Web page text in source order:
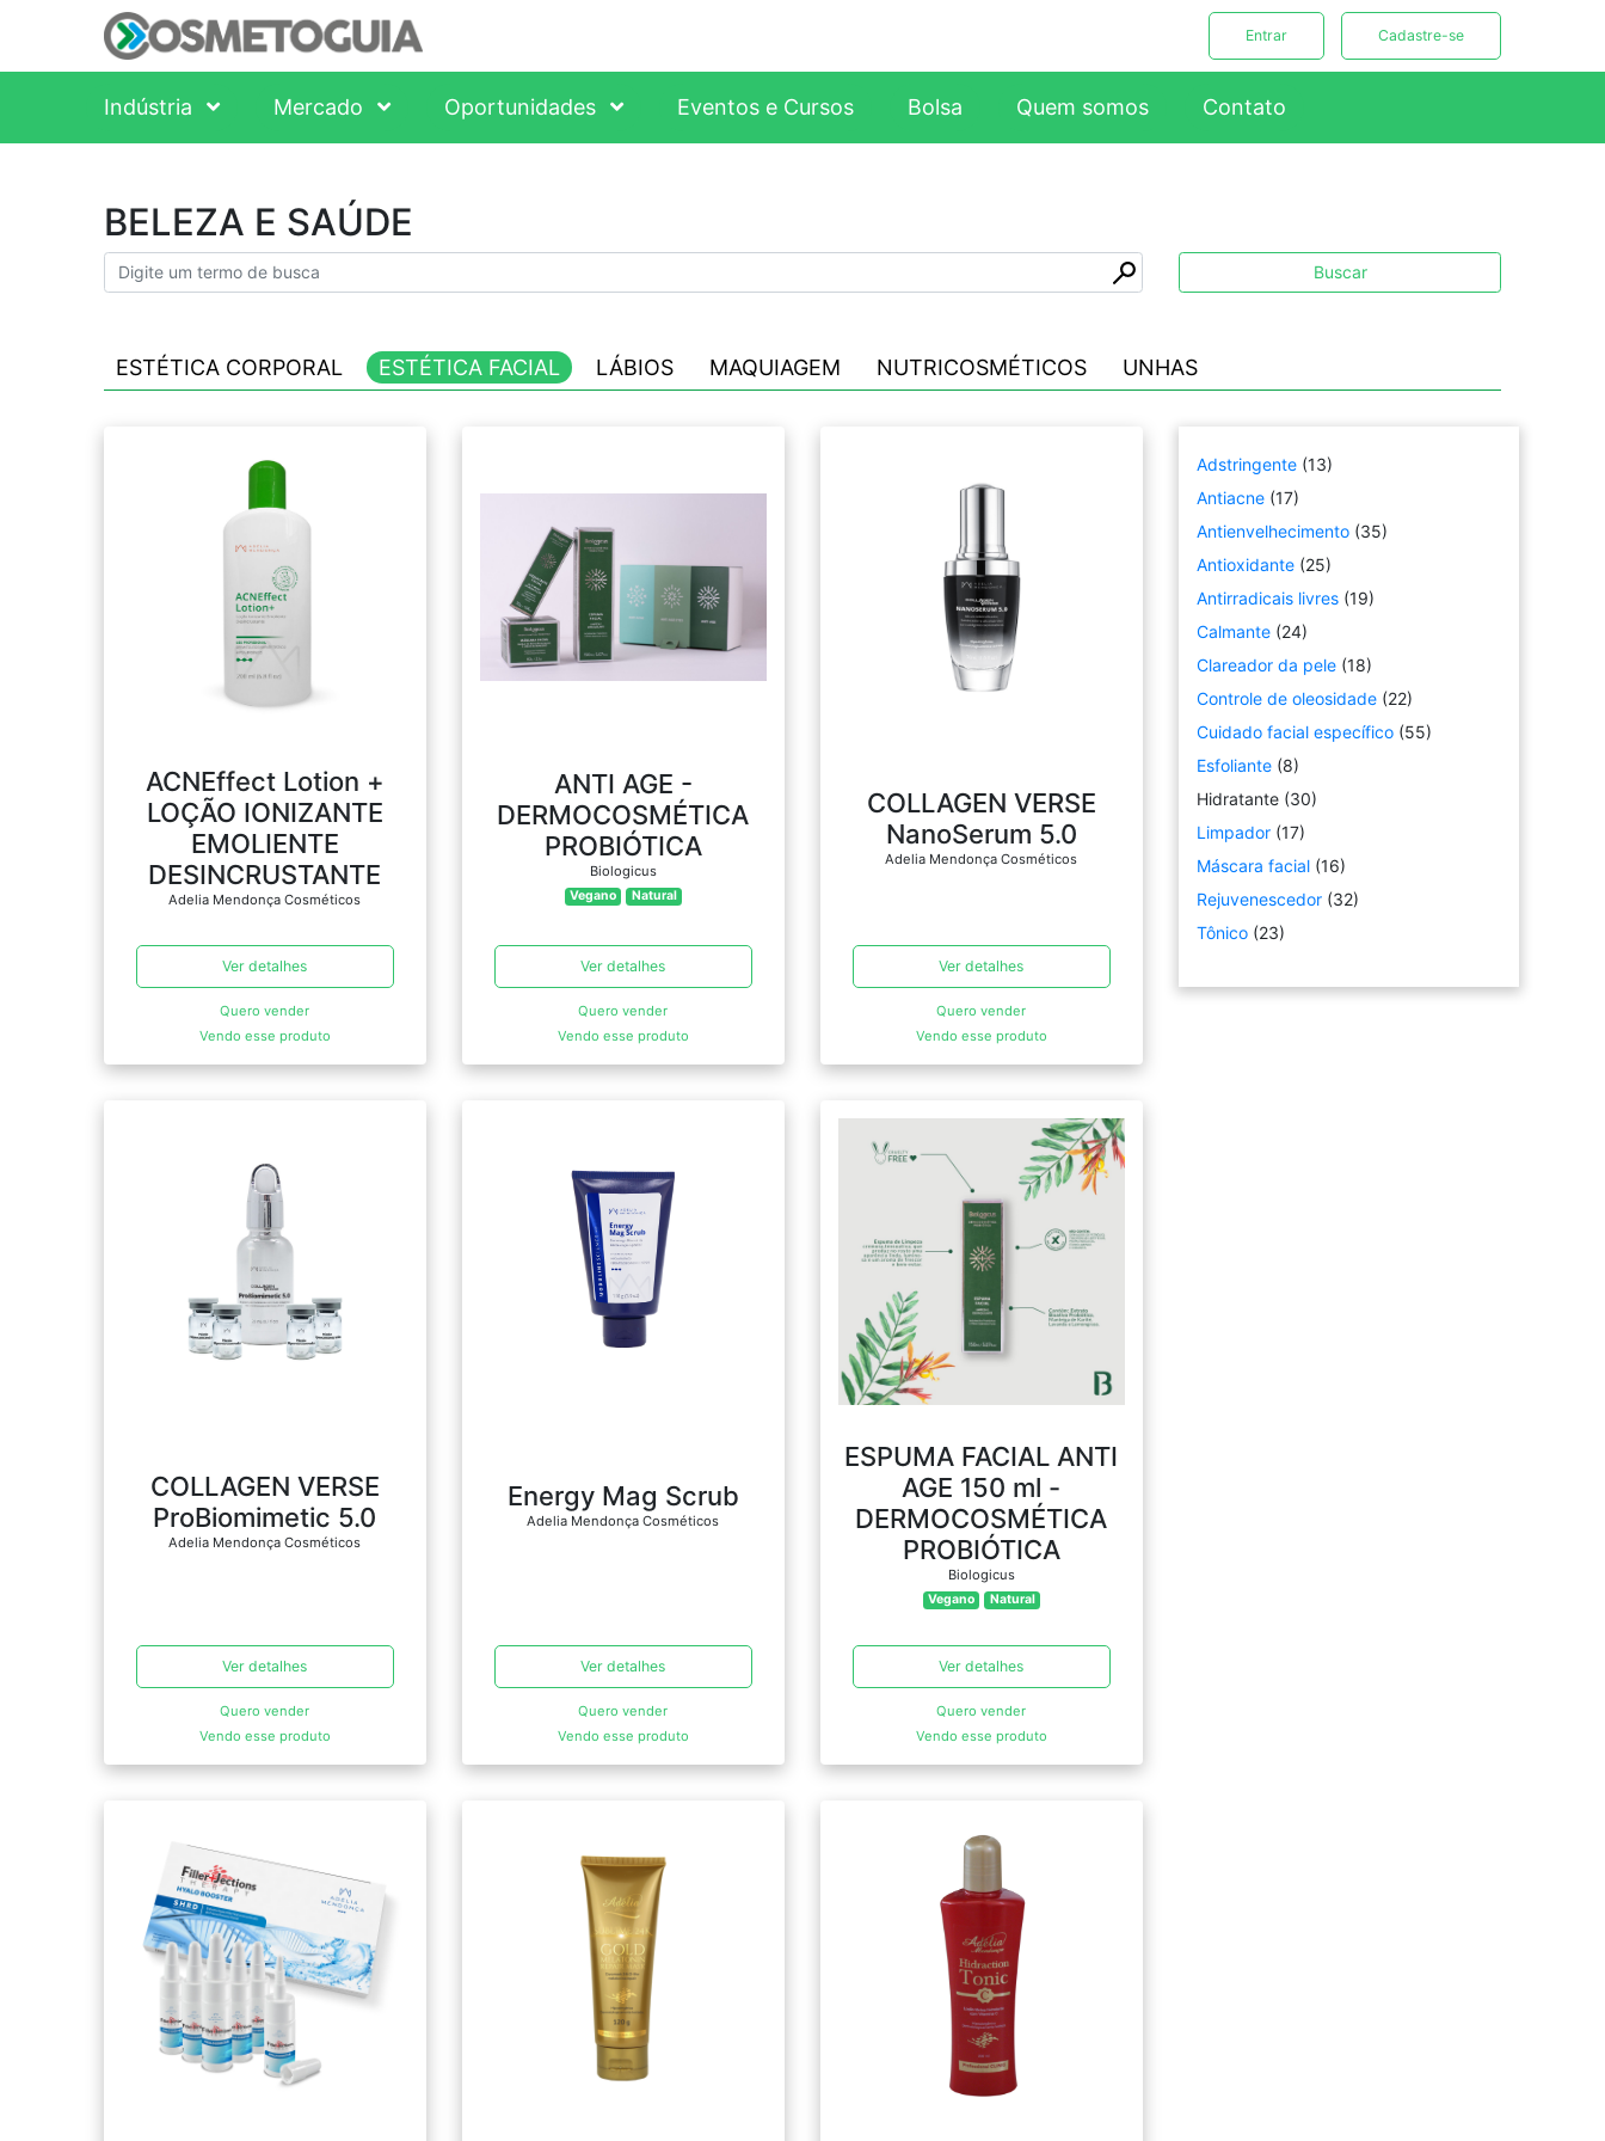
Entrar Cadastre-se
Indústria Mercado Oportunidades Eventos e Cursos Bolsa Quem somos Contato
BELEZA E SAÚDE
ESTÉTICA CORPORAL ESTÉTICA FACIAL LÁBIOS MAQUIAGEM NUTRICOSMÉTICOS UNHAS
ACNEffect Lotion +
LOÇÃO IONIZANTE
EMOLIENTE
DESINCRUSTANTE
Adelia Mendonça Cosméticos
Ver detalhes
Quero vender
Vendo esse produto
ANTI AGE -
DERMOCOSMÉTICA
PROBIÓTICA
Biologicus
Vegano Natural
Ver detalhes
Quero vender
Vendo esse produto
COLLAGEN VERSE
NanoSerum 5.0
Adelia Mendonça Cosméticos
Ver detalhes
Quero vender
Vendo esse produto
COLLAGEN VERSE
ProBiomimetic 5.0
Adelia Mendonça Cosméticos
Ver detalhes
Quero vender
Vendo esse produto
Energy Mag Scrub
Adelia Mendonça Cosméticos
Ver detalhes
Quero vender
Vendo esse produto
ESPUMA FACIAL ANTI
AGE 150 ml -
DERMOCOSMÉTICA
PROBIÓTICA
Biologicus
Vegano Natural
Ver detalhes
Quero vender
Vendo esse produto
Adstringente (13)
Antiacne (17)
Antienvelhecimento (35)
Antioxidante (25)
Antirradicais livres (19)
Calmante (24)
Clareador da pele (18)
Controle de oleosidade (22)
Cuidado facial específico (55)
Esfoliante (8)
Hidratante (30)
Limpador (17)
Máscara facial (16)
Rejuvenescedor (32)
Tônico (23)